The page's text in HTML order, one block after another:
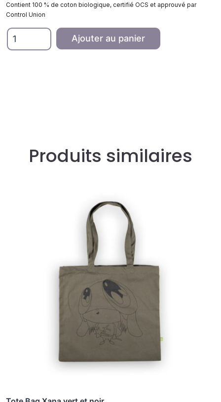
Contient 100 % de coton biologique, certifié OCS et approuvé par
Control Union
quantité
de
Ajouter au panier
Produits similaires